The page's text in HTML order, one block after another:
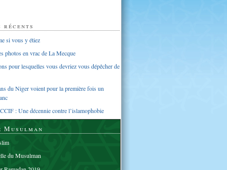
si vous y étiez
photos en vrac de La Mecque
pour lesquelles vous devriez vous dépêcher de
du Niger voient pour la première fois un
: Une décennie contre l’islamophobie
Musulman
du Musulman